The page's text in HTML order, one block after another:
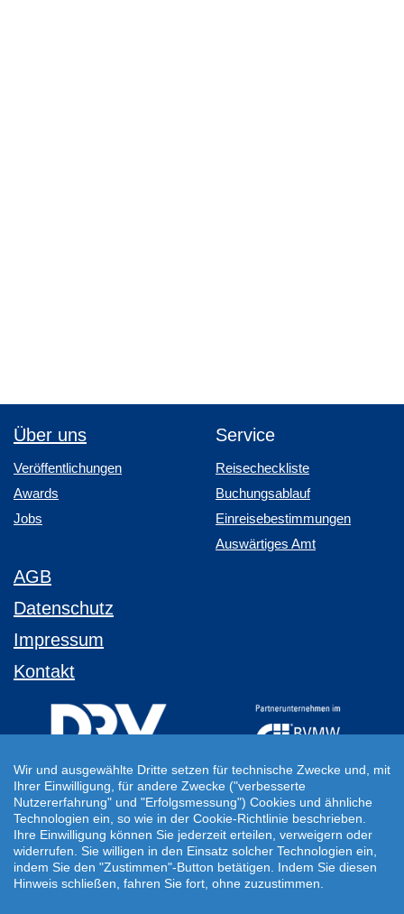
Über uns
Veröffentlichungen
Awards
Jobs
Service
Reisecheckliste
Buchungsablauf
Einreisebestimmungen
Auswärtiges Amt
AGB
Datenschutz
Impressum
Kontakt
Ihre Individuelle Reiseanfrage
Auf Ihre ganz persönlichen Vorstellungen abgestimmt!
Für Ihre individuellen Reisewünsche erstellen wir Ihnen gern ein
persönliches Angebot.
Wir und ausgewählte Dritte setzen für technische Zwecke und, mit
Ihrer Einwilligung, für andere Zwecke ("verbesserte
Nutzererfahrung" und "Erfolgsmessung") Cookies und ähnliche
Technologien ein, so wie in der Cookie-Richtlinie beschrieben.
Ihre Einwilligung können Sie jederzeit erteilen, verweigern oder
widerrufen. Sie willigen in den Einsatz solcher Technologien ein,
indem Sie den "Zustimmen"-Button betätigen. Indem Sie diesen
Hinweis schließen, fahren Sie fort, ohne zuzustimmen.